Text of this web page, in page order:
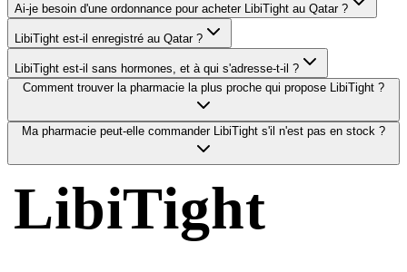
Ai-je besoin d'une ordonnance pour acheter LibiTight au Qatar ?
LibiTight est-il enregistré au Qatar ?
LibiTight est-il sans hormones, et à qui s'adresse-t-il ?
Comment trouver la pharmacie la plus proche qui propose LibiTight ?
Ma pharmacie peut-elle commander LibiTight s'il n'est pas en stock ?
LibiTight